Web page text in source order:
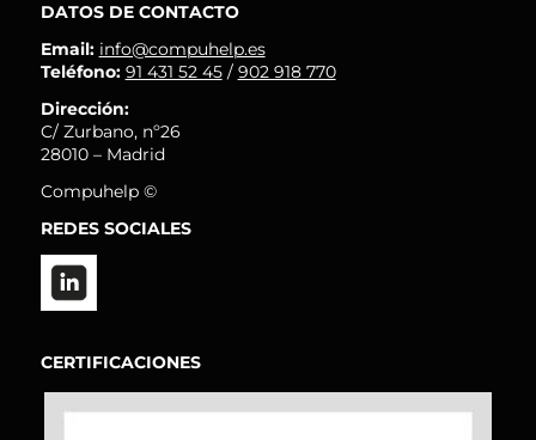
DATOS DE CONTACTO
Email: info@compuhelp.es
Teléfono: 91 431 52 45/ 902 918 770
Dirección:
C/ Zurbano, nº26
28010 – Madrid
Compuhelp ©
REDES SOCIALES
CERTIFICACIONES